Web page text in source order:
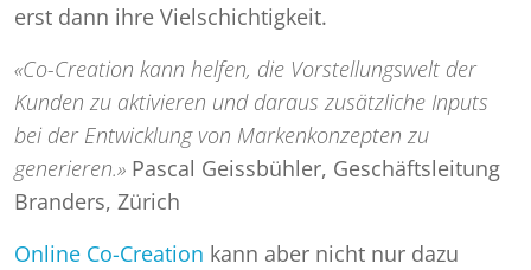
erst dann ihre Vielschichtigkeit.
«Co-Creation kann helfen, die Vorstellungswelt der
Kunden zu aktivieren und daraus zusätzliche Inputs
bei der Entwicklung von Markenkonzepten zu
generieren.» Pascal Geissbühler, Geschäftsleitung
Branders, Zürich
Online Co-Creation kann aber nicht nur dazu